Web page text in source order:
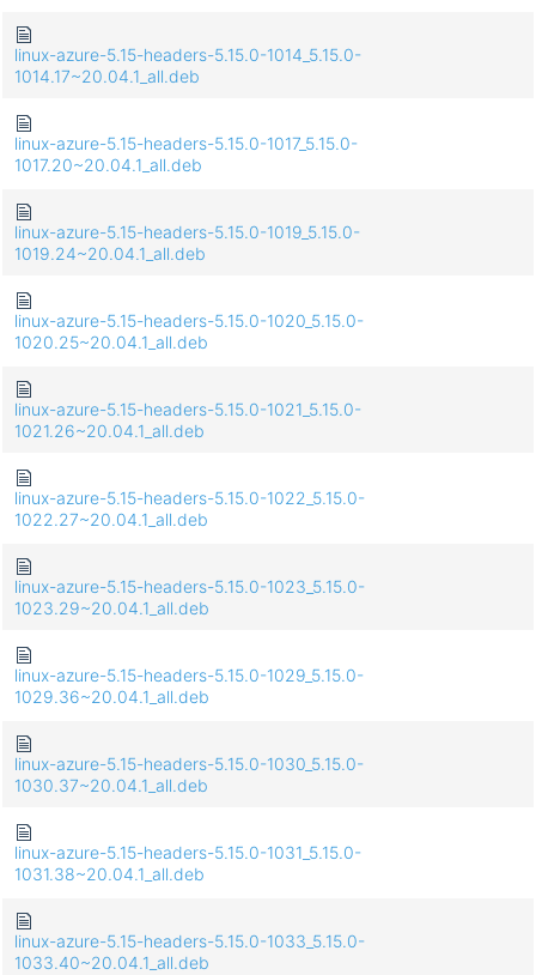
linux-azure-5.15-headers-5.15.0-1014_5.15.0-
1014.17~20.04.1_all.deb
linux-azure-5.15-headers-5.15.0-1017_5.15.0-
1017.20~20.04.1_all.deb
linux-azure-5.15-headers-5.15.0-1019_5.15.0-
1019.24~20.04.1_all.deb
linux-azure-5.15-headers-5.15.0-1020_5.15.0-
1020.25~20.04.1_all.deb
linux-azure-5.15-headers-5.15.0-1021_5.15.0-
1021.26~20.04.1_all.deb
linux-azure-5.15-headers-5.15.0-1022_5.15.0-
1022.27~20.04.1_all.deb
linux-azure-5.15-headers-5.15.0-1023_5.15.0-
1023.29~20.04.1_all.deb
linux-azure-5.15-headers-5.15.0-1029_5.15.0-
1029.36~20.04.1_all.deb
linux-azure-5.15-headers-5.15.0-1030_5.15.0-
1030.37~20.04.1_all.deb
linux-azure-5.15-headers-5.15.0-1031_5.15.0-
1031.38~20.04.1_all.deb
linux-azure-5.15-headers-5.15.0-1033_5.15.0-
1033.40~20.04.1_all.deb